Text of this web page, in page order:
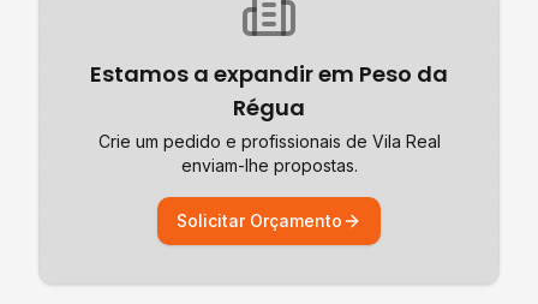
Estamos a expandir em Peso da
Régua
Crie um pedido e profissionais de Vila Real
enviam-lhe propostas.
Solicitar Orçamento